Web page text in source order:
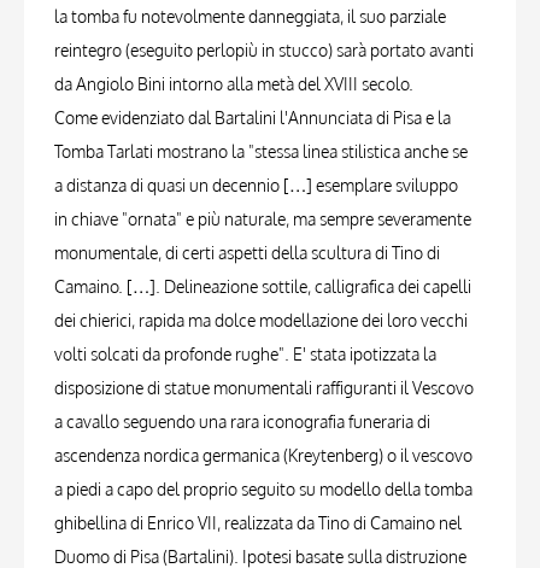
la tomba fu notevolmente danneggiata, il suo parziale
reintegro (eseguito perlopiù in stucco) sarà portato avanti
da Angiolo Bini intorno alla metà del XVIII secolo.
Come evidenziato dal Bartalini l'Annunciata di Pisa e la
Tomba Tarlati mostrano la "stessa linea stilistica anche se
a distanza di quasi un decennio […] esemplare sviluppo
in chiave "ornata" e più naturale, ma sempre severamente
monumentale, di certi aspetti della scultura di Tino di
Camaino. […]. Delineazione sottile, calligrafica dei capelli
dei chierici, rapida ma dolce modellazione dei loro vecchi
volti solcati da profonde rughe". E' stata ipotizzata la
disposizione di statue monumentali raffiguranti il Vescovo
a cavallo seguendo una rara iconografia funeraria di
ascendenza nordica germanica (Kreytenberg) o il vescovo
a piedi a capo del proprio seguito su modello della tomba
ghibellina di Enrico VII, realizzata da Tino di Camaino nel
Duomo di Pisa (Bartalini). Ipotesi basate sulla distruzione